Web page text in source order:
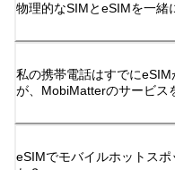
物理的なSIMとeSIMを一緒
私の携帯電話はすでに
が、MobiMatterのサービス
eSIMでモバイルホットス